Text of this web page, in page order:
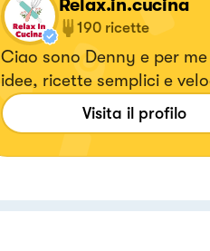
Relax.in.cucina
190 ricette
Ciao sono Denny e per
idee, ricette semplici e
Visita il profilo